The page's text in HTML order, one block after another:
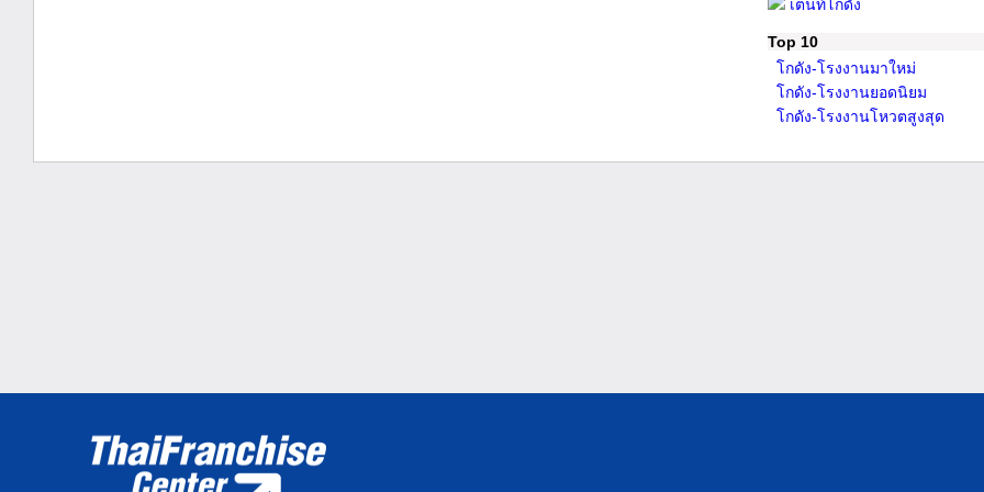
เต็นท์โกดัง
Top 10
โกดัง-โรงงานมาใหม่
โกดัง-โรงงานยอดนิยม
โกดัง-โรงงานโหวตสูงสุด